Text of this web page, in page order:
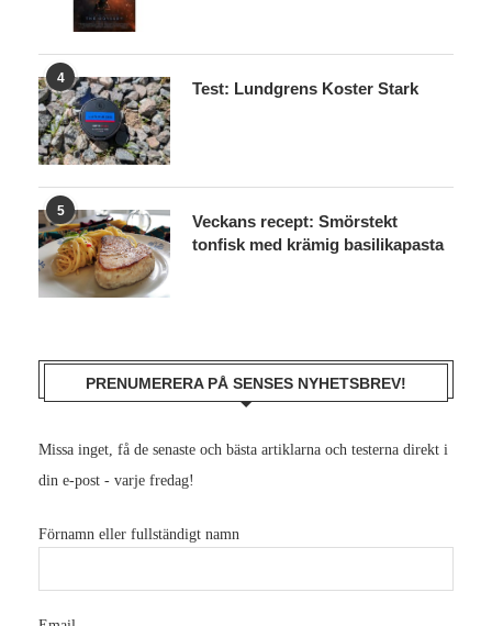
4
Test: Lundgrens Koster Stark
5
Veckans recept: Smörstekt
tonfisk med krämig basilikapasta
PRENUMERERA PÅ SENSES NYHETSBREV!
Missa inget, få de senaste och bästa artiklarna och testerna direkt i
din e-post - varje fredag!
Förnamn eller fullständigt namn